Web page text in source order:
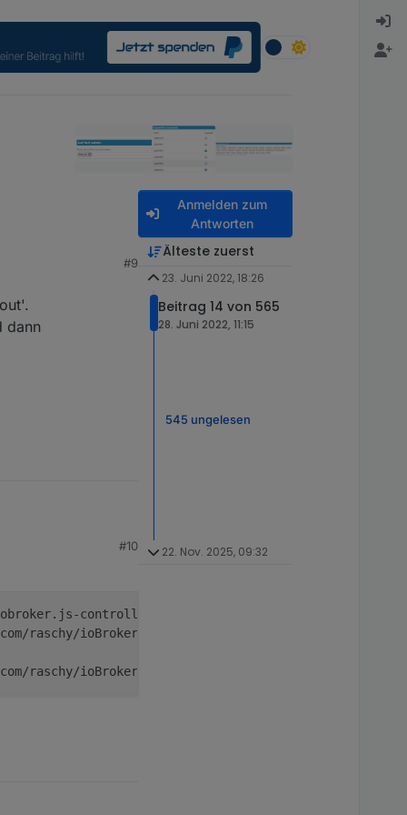
#9
dann
#10
controller/iobroker.js url https://
ioBroker.solarmanpv.git
ioBroker.solarmanpv.git
Anmelden zum
Antworten
Älteste zuerst
23. Juni 2022, 18:26
Beitrag 14 von 565
28. Juni 2022, 11:15
545 ungelesen
22. Nov. 2025, 09:32